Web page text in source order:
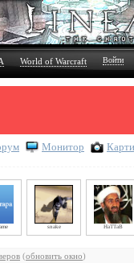
World of Warcraft Войти
Монитор
snake HaTTaB
(обновить окно)